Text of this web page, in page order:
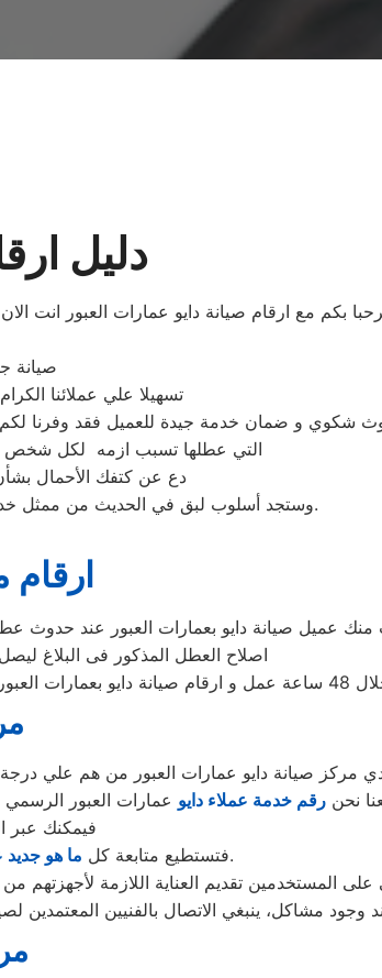
دليل
بكم مع ارقام صيانة دايو عمارات العبور انت
صيانة
تسهيلا علي عملائنا
شكوي و ضمان خدمة جيدة للعميل فقد وفرنا لكم
التي عطلها تسبب ازمه لكل شخص
دع عن كتفك الأحمال
وستجد أسلوب لبق في الحديث من ممثل خدمة عملاء توكيل دايو مما يدفعك إلى بسط الحديث عن أعطال جهازك دون تحرج من الحديث.
ارقام
عميل صيانة دايو بعمارات العبور عند حدوث
اصلاح العطل المذكور فى البلاغ ليصل المندوب الخاص
مركز صيانة دايو عمارات العبور من هم علي درجة
نحن رقم خدمة عملاء دايو عمارات العبور الرسمي
فيمكنك عبر
فتستطيع متابعة كل ما هو جديد
و التمتع بالخدمات الكبري المميزة من خلال مركز الصيانة المعتمد.